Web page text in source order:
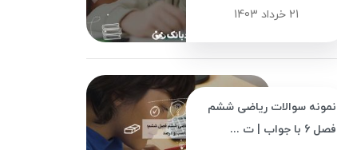
21 خرداد 1403
نمونه سوالات ریاضی ششم
فصل 6 با جواب | ت ...